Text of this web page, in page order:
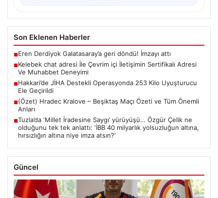
Son Eklenen Haberler
■Eren Derdiyok Galatasaray’a geri döndü! İmzayı attı
■Kelebek chat adresi İle Çevrim içi İletişimin Sertifikalı Adresi
Ve Muhabbet Deneyimi
■Hakkari’de JİHA Destekli Operasyonda 253 Kilo Uyuşturucu
Ele Geçirildi
■(Özet) Hradec Kralove – Beşiktaş Maçı Özeti ve Tüm Önemli
Anları
■Tuzla’da ‘Millet İradesine Saygı’ yürüyüşü… Özgür Çelik ne
olduğunu tek tek anlattı: ‘İBB 40 milyarlık yolsuzluğun altına,
hırsızlığın altına niye imza atsın?’
Güncel